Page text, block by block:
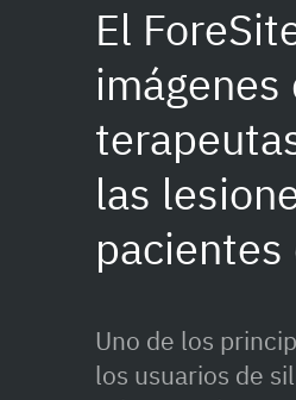
El
imágenes
las
Uno de los
los usuarios de